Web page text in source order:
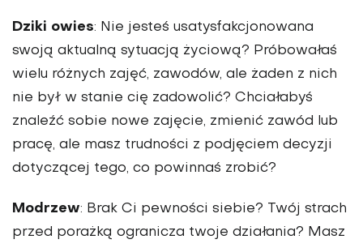
Dziki owies: Nie jesteś usatysfakcjonowana
swoją aktualną sytuacją życiową? Próbowałaś
wielu różnych zajęć, zawodów, ale żaden z nich
nie był w stanie cię zadowolić? Chciałabyś
znaleźć sobie nowe zajęcie, zmienić zawód lub
pracę, ale masz trudności z podjęciem decyzji
dotyczącej tego, co powinnaś zrobić?
Modrzew: Brak Ci pewności siebie? Twój strach
przed porażką ogranicza twoje działania? Masz